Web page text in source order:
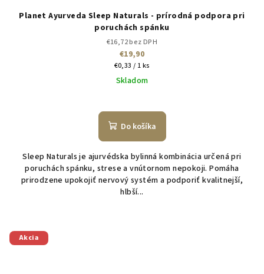
Planet Ayurveda Sleep Naturals - prírodná podpora pri
poruchách spánku
€16,72 bez DPH
€19,90
Jednotková
cena:
€0,33 / 1 ks
Skladom
Do košíka
Sleep Naturals je ajurvédska bylinná kombinácia určená pri
poruchách spánku, strese a vnútornom nepokoji. Pomáha
prirodzene upokojiť nervový systém a podporiť kvalitnejší,
hlbší...
Akcia